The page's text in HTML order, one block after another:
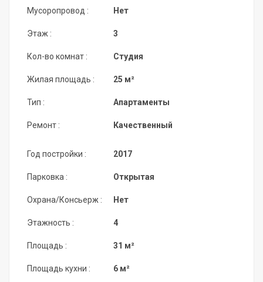
Мусоропровод :
Этаж :
Кол-во комнат :
Жилая площадь :
Тип :
Ремонт :
Нет
3
Студия
25 м²
Апартаменты
Качественный
Год постройки :
Парковка :
Охрана/Консьерж :
Этажность :
Площадь :
Площадь кухни :
2017
Открытая
Нет
4
31 м²
6 м²